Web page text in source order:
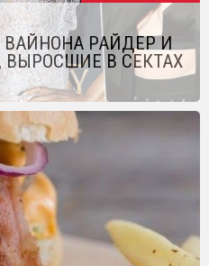
ВАЙНОНА РАЙДЕР И
ВЫРОСШИЕ В СЕКТАХ